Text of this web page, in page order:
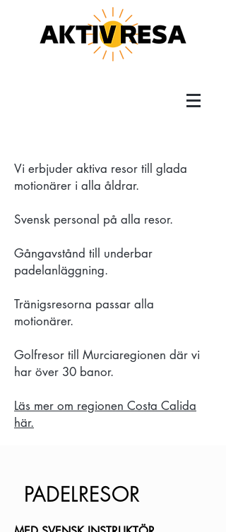
Vi erbjuder aktiva resor till glada
motionärer i alla åldrar.
Svensk personal på alla resor.
Gångavstånd till underbar
padelanläggning.
Tränigsresorna passar alla
motionärer.
Golfresor till Murciaregionen där vi
har över 30 banor.
Läs mer om regionen Costa Calida
här.
PADELRESOR